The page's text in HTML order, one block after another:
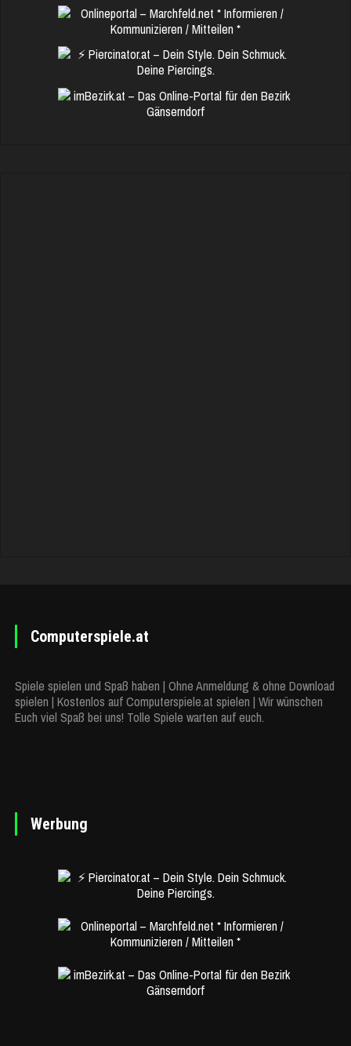
Computerspiele.at
Spiele spielen und Spaß haben | Ohne Anmeldung & ohne Download
spielen | Kostenlos auf Computerspiele.at spielen | Wir wünschen
Euch viel Spaß bei uns! Tolle Spiele warten auf euch.
Werbung